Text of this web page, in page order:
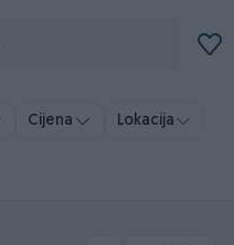
Cijena Lokacija